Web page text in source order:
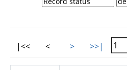
|<< < > >>|